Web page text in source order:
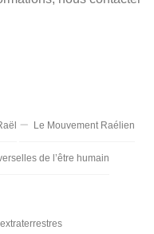
Le Mouvement Raélien
de l’être humain